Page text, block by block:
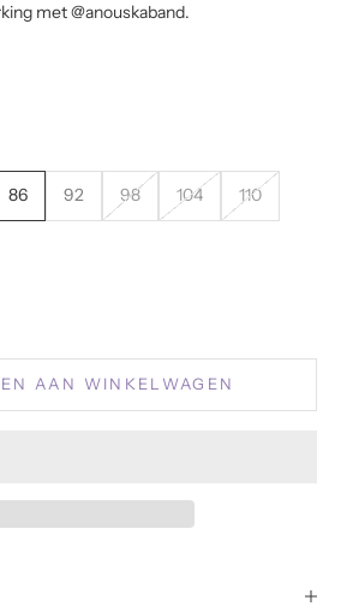
met @anouskaband.
86 92 98 104 110
AAN WINKELWAGEN